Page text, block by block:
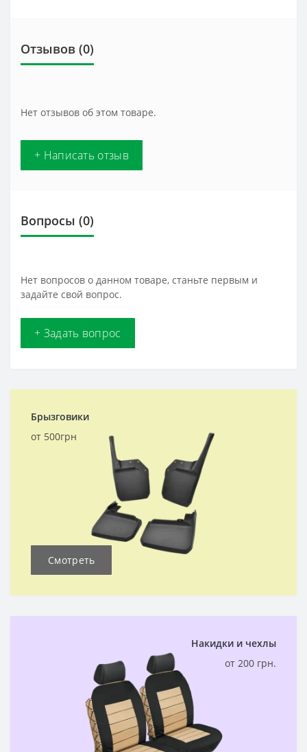
Отзывов (0)
Нет отзывов об этом товаре.
+ Написать отзыв
Вопросы (0)
Нет вопросов о данном товаре, станьте первым и
задайте свой вопрос.
+ Задать вопрос
Брызговики
от 500грн
Смотреть
Накидки и чехлы
от 200 грн.